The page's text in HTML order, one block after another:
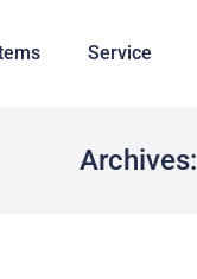
Service
Archives: